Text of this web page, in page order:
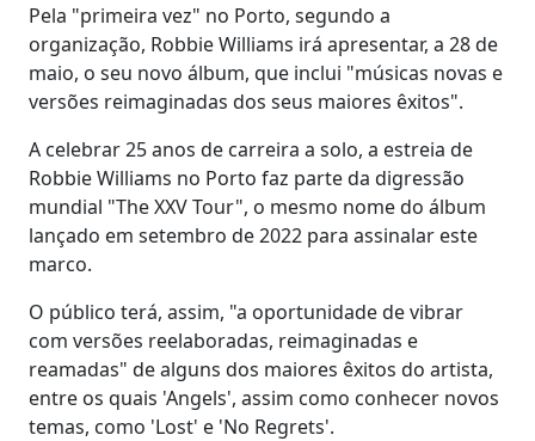
Pela "primeira vez" no Porto, segundo a
organização, Robbie Williams irá apresentar, a 28 de
maio, o seu novo álbum, que inclui "músicas novas e
versões reimaginadas dos seus maiores êxitos".
A celebrar 25 anos de carreira a solo, a estreia de
Robbie Williams no Porto faz parte da digressão
mundial "The XXV Tour", o mesmo nome do álbum
lançado em setembro de 2022 para assinalar este
marco.
O público terá, assim, "a oportunidade de vibrar
com versões reelaboradas, reimaginadas e
reamadas" de alguns dos maiores êxitos do artista,
entre os quais 'Angels', assim como conhecer novos
temas, como 'Lost' e 'No Regrets'.